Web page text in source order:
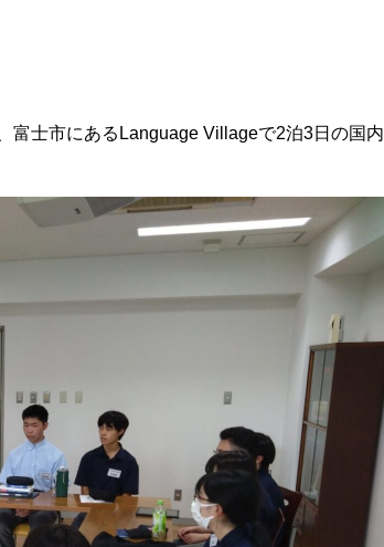
富士市にあるLanguage Villageで2泊3日の国内